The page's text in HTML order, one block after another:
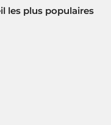
les plus populaires